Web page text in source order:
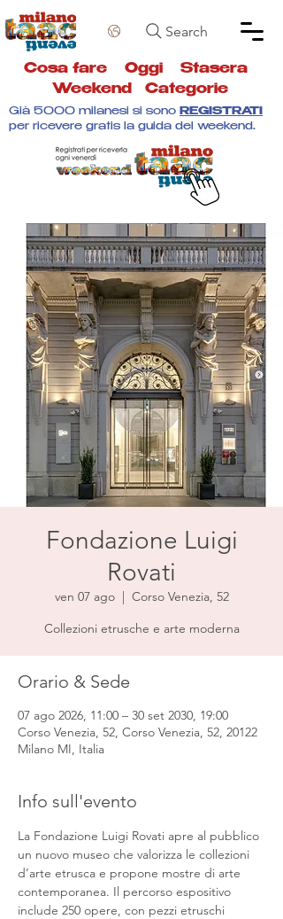
Search
Cosa fare Oggi Stasera
Weekend
Categorie
Già 5000 milanesi si sono REGISTRATI
per ricevere gratis la guida del weekend.
Fondazione Luigi
Rovati
ven 07 ago
  |
Corso Venezia, 52
Collezioni etrusche e arte moderna
Orario & Sede
07 ago 2026, 11:00 – 30 set 2030, 19:00
Corso Venezia, 52, Corso Venezia, 52, 20122
Milano MI, Italia
Info sull'evento
La Fondazione Luigi Rovati apre al pubblico
un nuovo museo che valorizza le collezioni
d’arte etrusca e propone mostre di arte
contemporanea. Il percorso espositivo
include 250 opere, con pezzi etruschi